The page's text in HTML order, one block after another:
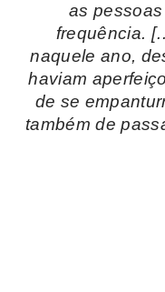
as
frequência.
naquele ano,
haviam
de se
também de